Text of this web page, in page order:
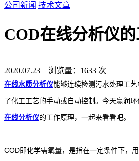
公司新闻 技术文章
COD在线分析仪
2020.07.23 浏览量：1633 次
在线水质分析仪能够连续检测污水处理工艺
了化工工艺的手动或自动控制。今天赢润
在线分析仪的工作原理，一起来看看吧。
COD即化学需氧量，是指在一定条件下，